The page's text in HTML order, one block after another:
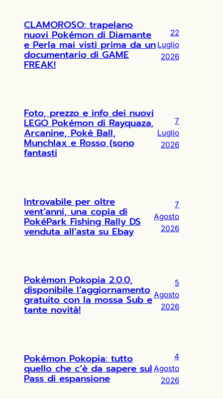
CLAMOROSO: trapelano
nuovi Pokémon di Diamante
e Perla mai visti prima da un
documentario di GAME
FREAK!
22
Luglio
2026
Foto, prezzo e info dei nuovi
LEGO Pokémon di Rayquaza,
Arcanine, Poké Ball,
Munchlax e Rosso (sono
fantasti
7
Luglio
2026
Introvabile per oltre
vent’anni, una copia di
PokéPark Fishing Rally DS
venduta all’asta su Ebay
7
Agosto
2026
Pokémon Pokopia 2.0.0,
disponibile l’aggiornamento
gratuito con la mossa Sub e
tante novità!
5
Agosto
2026
Pokémon Pokopia: tutto
quello che c’è da sapere sul
Pass di espansione
4
Agosto
2026